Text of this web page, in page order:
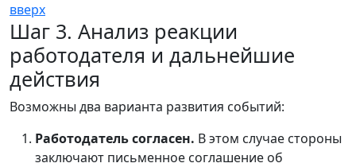
вверх
Шаг 3. Анализ реакции
работодателя и дальнейшие
действия
Возможны два варианта развития событий:
Работодатель согласен. В этом случае стороны
заключают письменное соглашение об